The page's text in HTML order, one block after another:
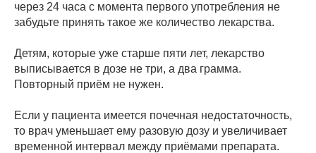
через 24 часа с момента первого употребления не
забудьте принять такое же количество лекарства.
Детям, которые уже старше пяти лет, лекарство
выписывается в дозе не три, а два грамма.
Повторный приём не нужен.
Если у пациента имеется почечная недостаточность,
то врач уменьшает ему разовую дозу и увеличивает
временной интервал между приёмами препарата.